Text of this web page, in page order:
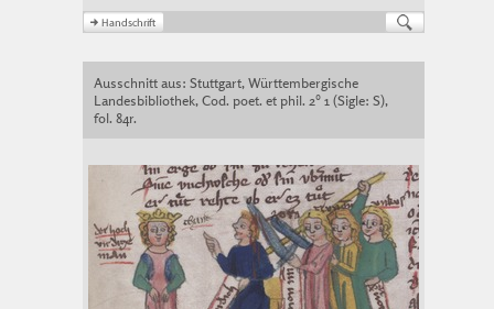
Ausschnitt aus: Stuttgart, Württembergische
Landesbibliothek, Cod. poet. et phil. 2° 1 (Sigle: S),
fol. 84r.